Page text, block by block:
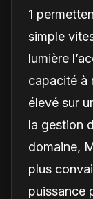
1
simple
lumière
capacité à
élevé sur
la gestion
domaine,
plus
puissance